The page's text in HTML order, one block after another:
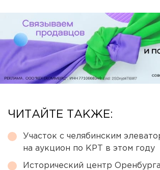
ЧИТАЙТЕ ТАКЖЕ:
Участок с челябинским
на аукцион по КРТ в этом году
Исторический центр